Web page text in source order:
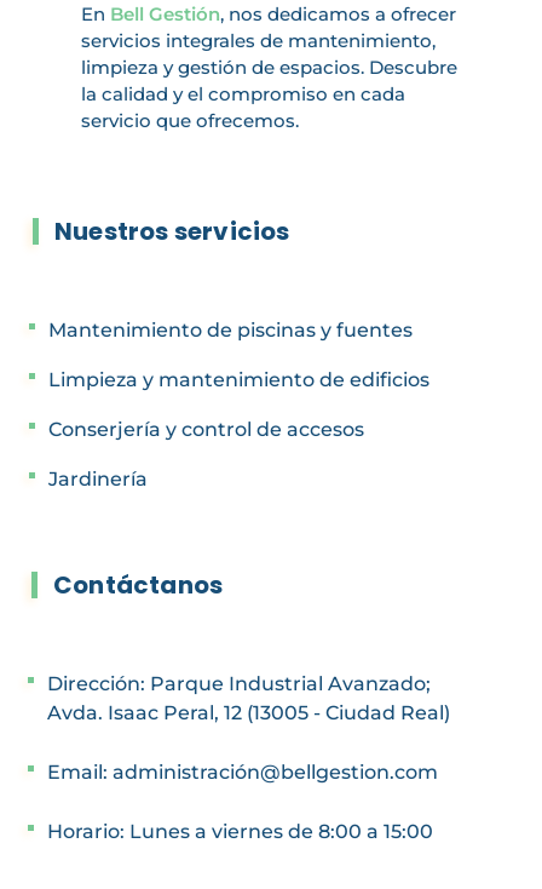
En Bell Gestión, nos dedicamos a ofrecer
servicios integrales de mantenimiento,
limpieza y gestión de espacios. Descubre
la calidad y el compromiso en cada
servicio que ofrecemos.
Nuestros servicios
Mantenimiento de piscinas y fuentes
Limpieza y mantenimiento de edificios
Conserjería y control de accesos
Jardinería
Contáctanos
Dirección: Parque Industrial Avanzado;
Avda. Isaac Peral, 12 (13005 - Ciudad Real)
Email: administración@bellgestion.com
Horario: Lunes a viernes de 8:00 a 15:00